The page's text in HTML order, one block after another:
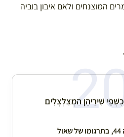
המוצנחים ולאם איבון בוביה
שִׁירֵיהֶן הַמְצַלְצְלִים
(האודיסאה, שיר 12, שורה 44, בתרגומו של שאול